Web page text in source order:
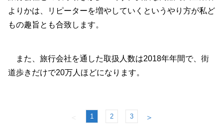
よりかは、リピーターを増やしていくというやり方が私ど
もの趣旨とも合致します。
また、旅行会社を通した取扱人数は2018年年間で、街
道歩きだけで20万人ほどになります。
＜ 1 2 3 ＞